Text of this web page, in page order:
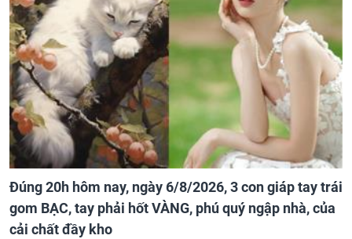
Đúng 20h hôm nay, ngày 6/8/2026, 3 con giáp tay trái
gom BẠC, tay phải hốt VÀNG, phú quý ngập nhà, của
cải chất đầy kho